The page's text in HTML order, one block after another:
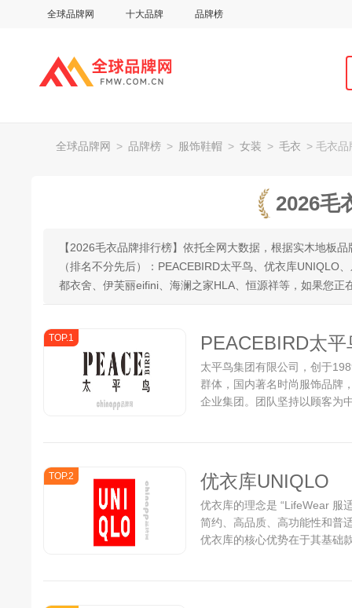
全球品牌网 十大品牌 品牌榜
全球品牌网 > 品牌榜 > 服饰鞋帽 > 女装 > 毛衣 > 毛衣
2026毛
【2026毛衣品牌排行榜】依托全网大数据，根据实木地板
（排名不分先后）：PEACEBIRD太平鸟、优衣库UNIQLO
都衣舍、伊芙丽eifini、海澜之家HLA、恒源祥等，如果您
TOP.1 PEACEBIRD太平
太平鸟集团有限公司，创于
群体，国内著名时尚服饰品牌
企业集团。团队坚持以顾客为
TOP.2 优衣库UNIQLO
优衣库的理念是 “LifeWear 服
简约、高品质、高功能性和普
优衣库的核心优势在于其基础